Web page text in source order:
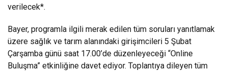
verilecek*.
Bayer, programla ilgili merak edilen tüm soruları yanıtlamak
üzere sağlık ve tarım alanındaki girişimcileri 5 Şubat
Çarşamba günü saat 17.00’de düzenleyeceği “Online
Buluşma” etkinliğine davet ediyor. Toplantıya dileyen tüm